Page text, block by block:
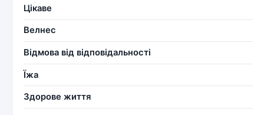
Цікаве
Велнес
Відмова від відповідальності
Їжа
Здорове життя